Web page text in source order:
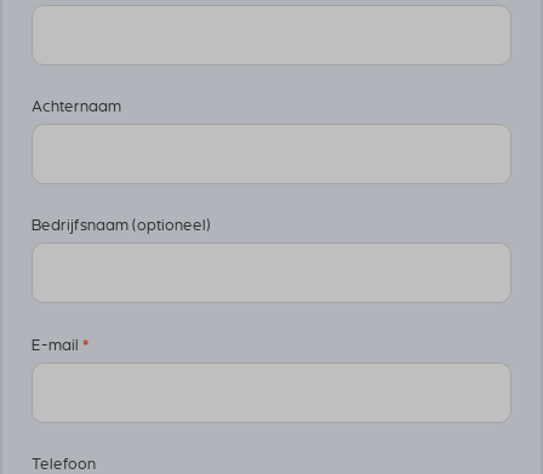
Achternaam
Bedrijfsnaam (optioneel)
E-mail *
Telefoon